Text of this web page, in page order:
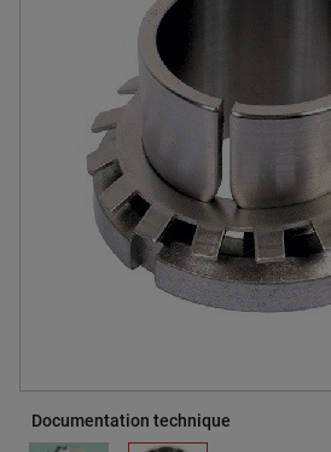
Documentation technique